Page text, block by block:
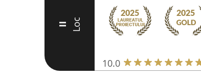
II Loc
10.0